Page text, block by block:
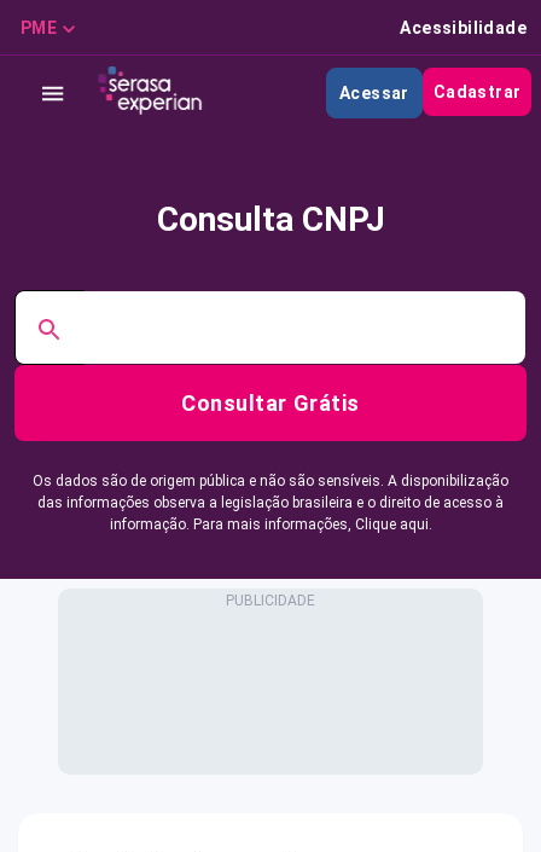
PME Acessibilidade
Acessar Cadastrar
Consulta CNPJ
Consultar Grátis
Os dados são de origem pública e não são sensíveis. A disponibilização
das informações observa a legislação brasileira e o direito de acesso à
informação. Para mais informações, Clique aqui.